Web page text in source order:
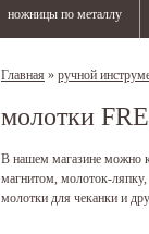
ножницы по металлу
Главная » ручной
молотки
В нашем магазине можно
магнитом, молоток-
молотки для чеканки и